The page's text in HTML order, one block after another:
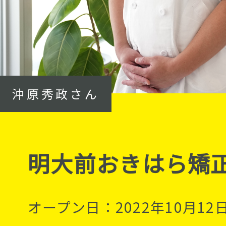
沖原秀政さん
明大前おきはら矯
オープン日：2022年10月12